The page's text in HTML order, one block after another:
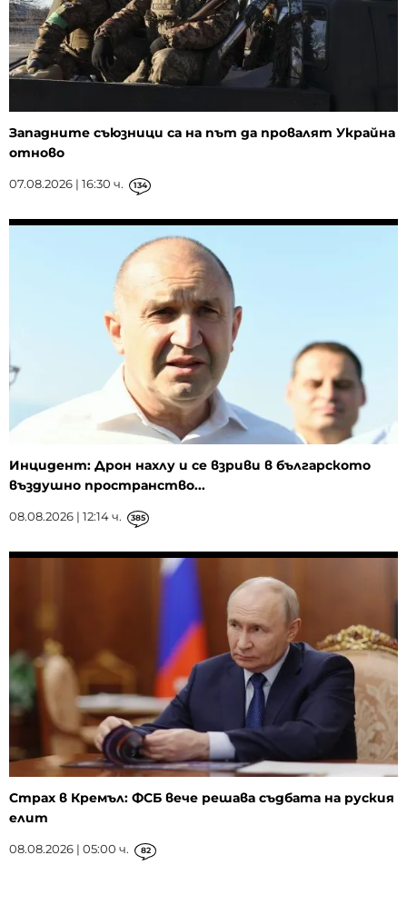
Западните съюзници са на път да провалят Украйна
отново
07.08.2026 | 16:30 ч. 134
Инцидент: Дрон нахлу и се взриви в българското
въздушно пространство...
08.08.2026 | 12:14 ч. 385
Страх в Кремъл: ФСБ вече решава съдбата на руския
елит
08.08.2026 | 05:00 ч. 82